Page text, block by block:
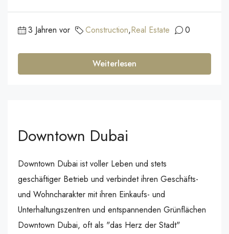
3 Jahren vor Construction,Real Estate 0
Weiterlesen
Downtown Dubai
Downtown Dubai ist voller Leben und stets
geschäftiger Betrieb und verbindet ihren Geschäfts-
und Wohncharakter mit ihren Einkaufs- und
Unterhaltungszentren und entspannenden Grünflächen
Downtown Dubai, oft als "das Herz der Stadt"